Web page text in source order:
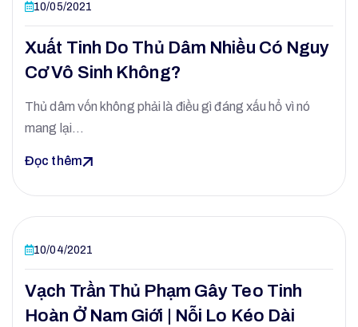
10/05/2021
Xuất Tinh Do Thủ Dâm Nhiều Có Nguy
Cơ Vô Sinh Không?
Thủ dâm vốn không phải là điều gì đáng xấu hổ vì nó
mang lại…
Đọc thêm
10/04/2021
Vạch Trần Thủ Phạm Gây Teo Tinh
Hoàn Ở Nam Giới | Nỗi Lo Kéo Dài